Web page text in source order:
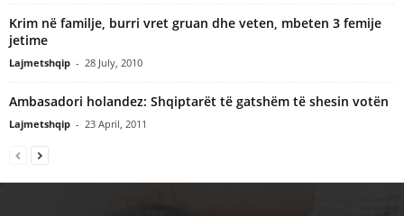
Krim në familje, burri vret gruan dhe veten, mbeten 3 femije
jetime
Lajmetshqip - 28 July, 2010
Ambasadori holandez: Shqiptarët të gatshëm të shesin votën
Lajmetshqip - 23 April, 2011